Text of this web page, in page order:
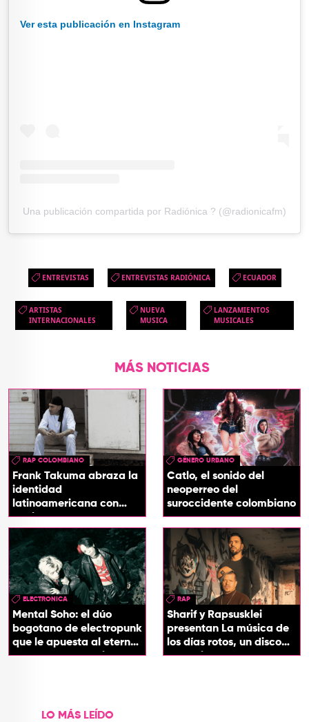
Ver esta publicación en Instagram
Una publicación compartida por Radiónica ? (@radionicafm)
ENTREVISTAS ENTREVISTAS RADIÓNICA ECUADOR
ARTISTAS
INTERNACIONALES
NUEVA
MUSICA
LANZAMIENTOS
MUSICALES
MÁS NOTICIAS
RAP COLOMBIANO
Frank Takuma abraza la
identidad
latinoamericana con
'InDios'
GÉNERO URBANO
Catlo, el sonido del
neoperreo del
suroccidente colombiano
ELECTRONICA
Mental Soho: el dúo
bogotano de electropunk
que le apuesta al eterno
presente con su álbum
RAP
Sharif y Rapsusklei
presentan La música de
los días rotos, un disco
que salda una promesa
LO MÁS LEÍDO